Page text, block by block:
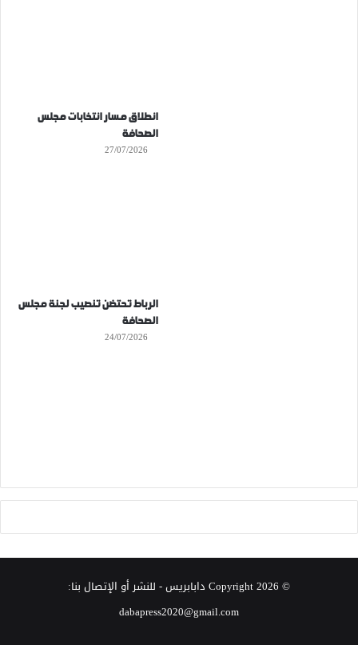
انطلاق مسار انتخابات مجلس
الصحافة
27/07/2026
الرباط تحتضن تنصيب لجنة مجلس
الصحافة
24/07/2026
© Copyright 2026 دابابريس- للنشر أو الإتصال بنا:
dabapress2020@gmail.com